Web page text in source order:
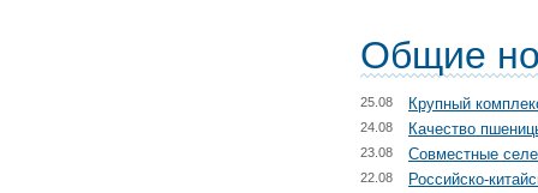
Общие
Крупный
25.08
Качество
24.08
Совместные
23.08
Российско-
22.08